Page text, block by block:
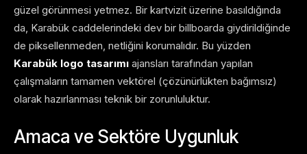
güzel görünmesi yetmez. Bir kartvizit üzerine basıldığında
da, Karabük caddelerindeki dev bir billboarda giydirildiğinde
de piksellenmeden, netliğini korumalıdır. Bu yüzden
Karabük logo tasarımı ajansları tarafından yapılan
çalışmaların tamamen vektörel (çözünürlükten bağımsız)
olarak hazırlanması teknik bir zorunluluktur.
Amaca ve Sektöre Uygunluk